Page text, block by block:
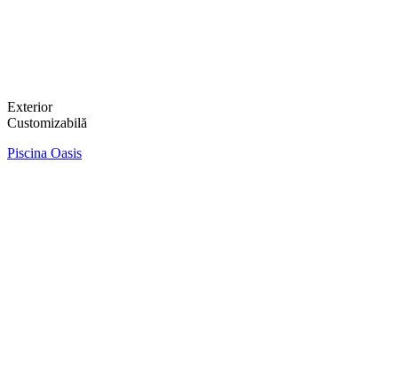
Exterior
Customizabilă
Piscina Oasis